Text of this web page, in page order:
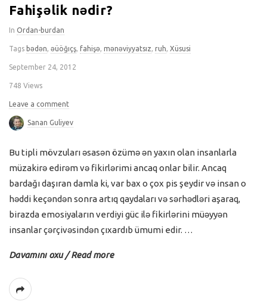
Fahişəlik nədir?
In Ordan-burdan
Tags bədən, əüöğıçş, fahişə, mənəviyyatsız, ruh, Xüsusi
September 24, 2012
748 Views
Leave a comment
Sanan Guliyev
Bu tipli mövzuları əsasən özümə ən yaxın olan insanlarla
müzakirə edirəm və fikirlərimi ancaq onlar bilir. Ancaq
bardağı daşıran damla ki, var bax o çox pis şeydir və insan o
həddi keçəndən sonra artıq qaydaları və sərhədləri aşaraq,
birazda emosiyaların verdiyi güc ilə fikirlərini müəyyən
insanlar çərçivəsindən çıxardıb ümumi edir. …
Davamını oxu / Read more